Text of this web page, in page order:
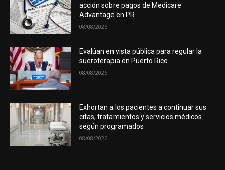
acción sobre pagos de Medicare
Advantage en PR
08/08/2026
Evalúan en vista pública para regular la
sueroterapia en Puerto Rico
08/08/2026
Exhortan a los pacientes a continuar sus
citas, tratamientos y servicios médicos
según programados
08/08/2026